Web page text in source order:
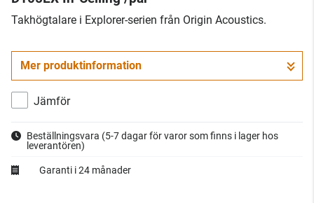
Takhögtalare i Explorer-serien från Origin Acoustics.
Mer produktinformation
Jämför
Beställningsvara (5-7 dagar för varor som finns i lager hos
leverantören)
Garanti i 24 månader